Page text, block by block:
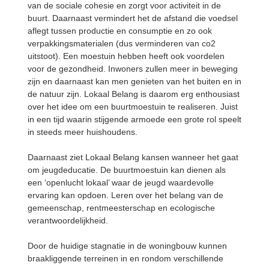
van de sociale cohesie en zorgt voor activiteit in de
buurt. Daarnaast vermindert het de afstand die voedsel
aflegt tussen productie en consumptie en zo ook
verpakkingsmaterialen (dus verminderen van co2
uitstoot). Een moestuin hebben heeft ook voordelen
voor de gezondheid. Inwoners zullen meer in beweging
zijn en daarnaast kan men genieten van het buiten en in
de natuur zijn. Lokaal Belang is daarom erg enthousiast
over het idee om een buurtmoestuin te realiseren. Juist
in een tijd waarin stijgende armoede een grote rol speelt
in steeds meer huishoudens.
Daarnaast ziet Lokaal Belang kansen wanneer het gaat
om jeugdeducatie. De buurtmoestuin kan dienen als
een ‘openlucht lokaal’ waar de jeugd waardevolle
ervaring kan opdoen. Leren over het belang van de
gemeenschap, rentmeesterschap en ecologische
verantwoordelijkheid.
Door de huidige stagnatie in de woningbouw kunnen
braakliggende terreinen in en rondom verschillende